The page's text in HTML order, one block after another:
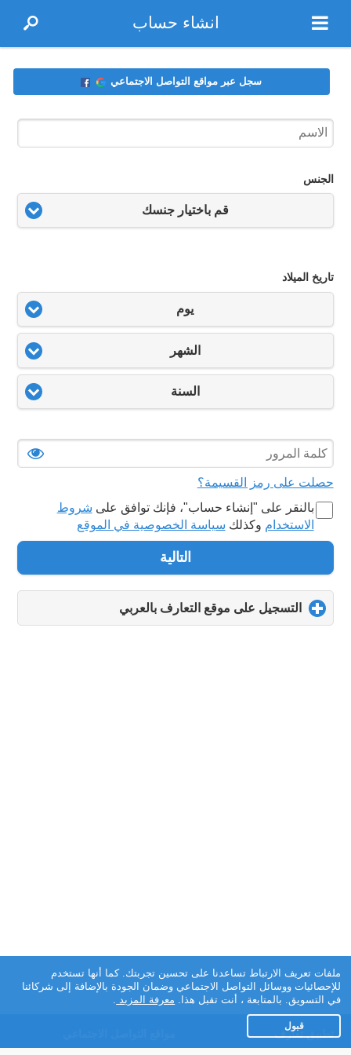
انشاء حساب
سجل عبر مواقع التواصل الاجتماعي
الجنس
قم باختيار جنسك
تاريخ الميلاد
يوم
الشهر
السنة
حصلت على رمز القسيمة؟
بالنقر على "‏إنشاء حساب‏"، فإنك توافق على شروط
الاستخدام وكذلك سياسة الخصوصية في الموقع
التالية
التسجيل على موقع التعارف بالعربي
to
تطبيق تعارف
ملفات تعريف الارتباط تساعدنا على تحسين تجربتك. كما أنها تستخدم
للإحصائيات ووسائل التواصل الاجتماعي وضمان الجودة بالإضافة إلى شركائنا
في التسويق. بالمتابعة ، أنت تقبل هذا. معرفة المزيد .
قبول